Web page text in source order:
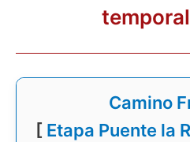
Camino
[ Etapa Puente la